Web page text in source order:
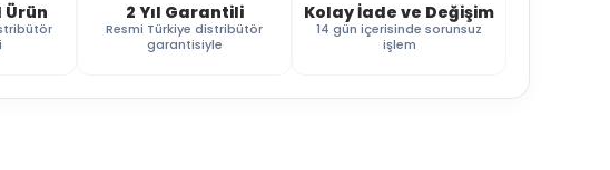
Ürün 2 Yıl Garantili
Resmi Türkiye distribütör
garantisiyle
Kolay İade ve Değişim
14 gün içerisinde sorunsuz
işlem